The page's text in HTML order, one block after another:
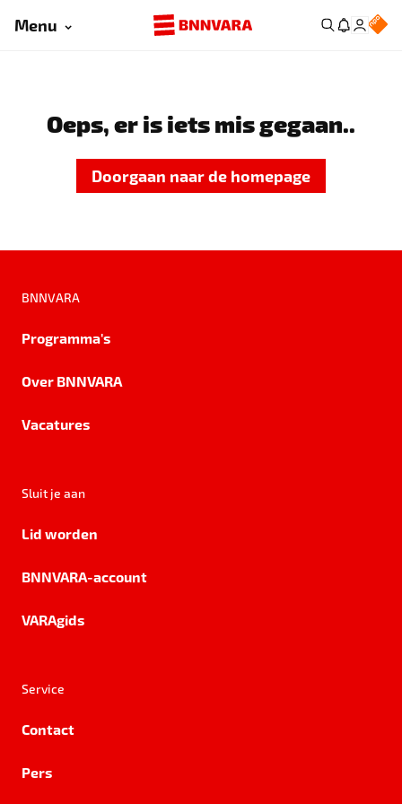
Menu
Oeps, er is iets mis gegaan..
Doorgaan naar de homepage
BNNVARA
Programma's
Over BNNVARA
Vacatures
Sluit je aan
Lid worden
BNNVARA-account
VARAgids
Service
Contact
Pers